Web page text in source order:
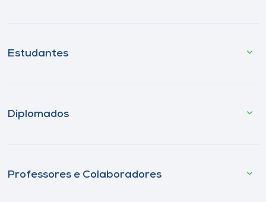
Estudantes
Diplomados
Professores e Colaboradores